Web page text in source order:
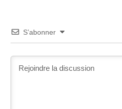
S’abonner